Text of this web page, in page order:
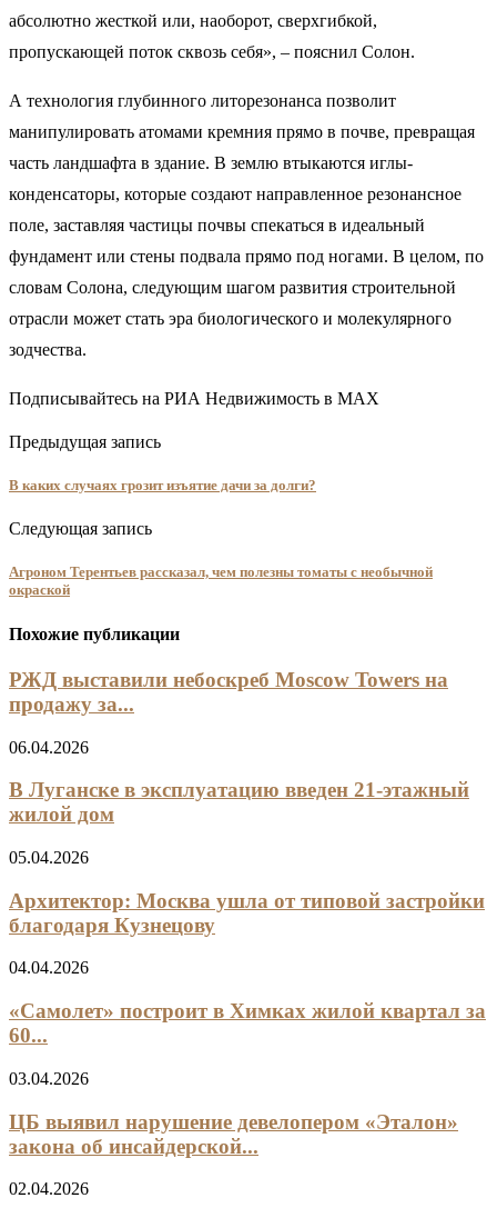
абсолютно жесткой или, наоборот, сверхгибкой,
пропускающей поток сквозь себя», – пояснил Солон.
А технология глубинного литорезонанса позволит
манипулировать атомами кремния прямо в почве, превращая
часть ландшафта в здание. В землю втыкаются иглы-
конденсаторы, которые создают направленное резонансное
поле, заставляя частицы почвы спекаться в идеальный
фундамент или стены подвала прямо под ногами. В целом, по
словам Солона, следующим шагом развития строительной
отрасли может стать эра биологического и молекулярного
зодчества.
Подписывайтесь на РИА Недвижимость в MAX
Предыдущая запись
В каких случаях грозит изъятие дачи за долги?
Следующая запись
Агроном Терентьев рассказал, чем полезны томаты с необычной
окраской
Похожие публикации
РЖД выставили небоскреб Moscow Towers на
продажу за...
06.04.2026
В Луганске в эксплуатацию введен 21-этажный
жилой дом
05.04.2026
Архитектор: Москва ушла от типовой застройки
благодаря Кузнецову
04.04.2026
«Самолет» построит в Химках жилой квартал за
60...
03.04.2026
ЦБ выявил нарушение девелопером «Эталон»
закона об инсайдерской...
02.04.2026